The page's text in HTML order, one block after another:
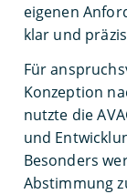
eigenen
klar und
Für
Konzeption
nutzte die
und
Besonders
Abstimmung